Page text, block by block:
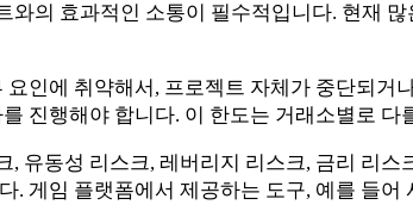
와의 효과적인 소통이 필수적입니다. 현재
인에 취약해서, 프로젝트 자체가 중단되
진행해야 합니다. 이 한도는 거래소별로
, 유동성 리스크, 레버리지 리스크, 금리 리
. 게임 플랫폼에서 제공하는 도구, 예를 들